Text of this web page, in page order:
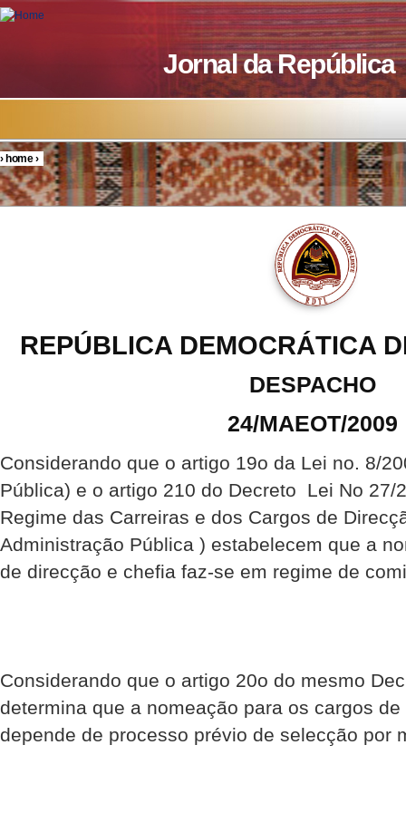
Skip to main content
Jornal da República
You are here
›home›
REPÚBLICA DEMOCRÁTICA
DESPACHO
24/MAEOT/2009
Considerando que o artigo 19o da Lei no. 8/
Pública) e o artigo 210 do Decreto  Lei No
Regime das Carreiras e dos Cargos de
Administração Pública ) estabelecem que a
de direcção e chefia faz-se em regime de
Considerando que o artigo 20o do mesmo
determina que a nomeação para os cargos
depende de processo prévio de selecção por